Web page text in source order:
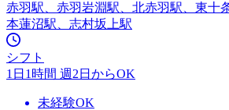
赤羽駅、赤羽岩淵駅、北赤羽駅、東十
本蓮沼駅、志村坂上駅
シフト
1日1時間 週2日からOK
未経験OK